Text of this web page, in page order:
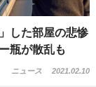
した部屋の悲惨
瓶が散乱も
ニュース 2021.02.10